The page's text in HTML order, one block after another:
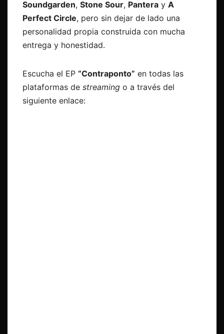
Soundgarden, Stone Sour, Pantera y A
Perfect Circle, pero sin dejar de lado una
personalidad propia construida con mucha
entrega y honestidad.
Escucha el EP “Contraponto” en todas las
plataformas de streaming o a través del
siguiente enlace: